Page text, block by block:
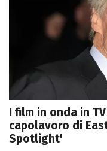
I film in onda in
capolavoro di
Spotlight'